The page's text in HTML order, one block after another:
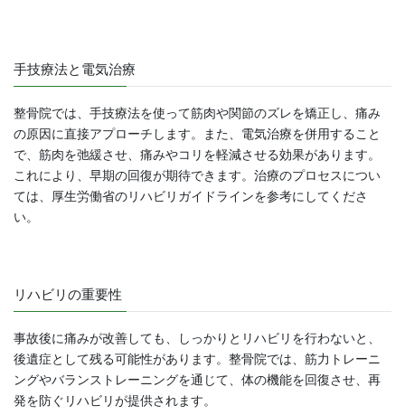
手技療法と電気治療
整骨院では、手技療法を使って筋肉や関節のズレを矯正し、痛み
の原因に直接アプローチします。また、電気治療を併用すること
で、筋肉を弛緩させ、痛みやコリを軽減させる効果があります。
これにより、早期の回復が期待できます。治療のプロセスについ
ては、厚生労働省のリハビリガイドラインを参考にしてくださ
い。
リハビリの重要性
事故後に痛みが改善しても、しっかりとリハビリを行わないと、
後遺症として残る可能性があります。整骨院では、筋力トレーニ
ングやバランストレーニングを通じて、体の機能を回復させ、再
発を防ぐリハビリが提供されます。